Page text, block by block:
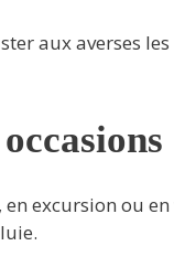
aux averses
excursion ou